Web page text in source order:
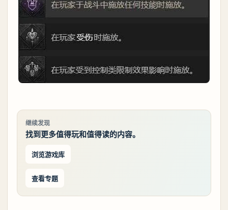
继续发现
找到更多值得玩和值得读的内容。
浏览游戏库
查看专题